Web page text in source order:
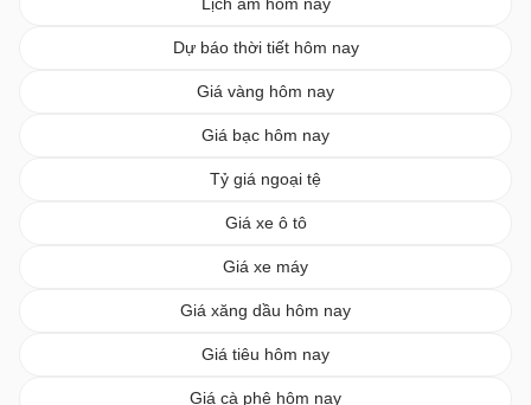
Dự báo thời tiết hôm nay
Giá vàng hôm nay
Giá bạc hôm nay
Tỷ giá ngoại tệ
Giá xe ô tô
Giá xe máy
Giá xăng dầu hôm nay
Giá tiêu hôm nay
Giá cà phê hôm nay